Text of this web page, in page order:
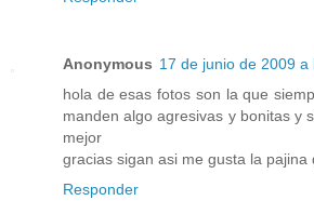
Anonymous 17 de junio de 2009 a
hola de esas fotos son la que
manden algo agresivas y bonitas y
mejor
gracias sigan asi me gusta la
Responder